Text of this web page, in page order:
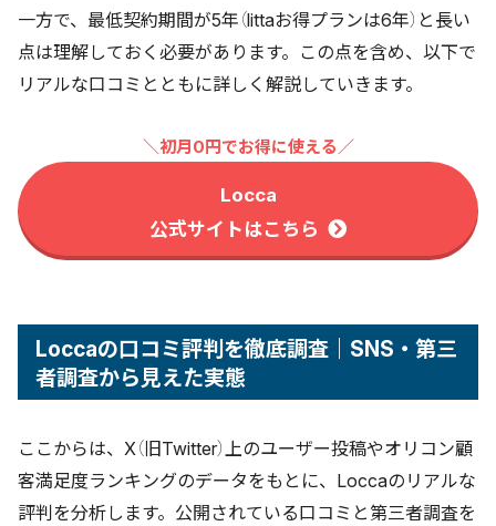
一方で、最低契約期間が5年（littaお得プランは6年）と長い
点は理解しておく必要があります。この点を含め、以下で
リアルな口コミとともに詳しく解説していきます。
＼初月0円でお得に使える／
Locca
公式サイトはこちら
Loccaの口コミ評判を徹底調査｜SNS・第三
者調査から見えた実態
ここからは、X（旧Twitter）上のユーザー投稿やオリコン顧
客満足度ランキングのデータをもとに、Loccaのリアルな
評判を分析します。公開されている口コミと第三者調査を